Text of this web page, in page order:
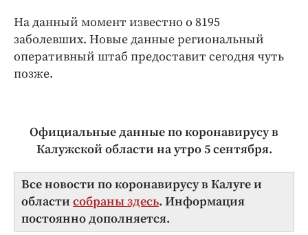
На данный момент известно о 8195
заболевших. Новые данные региональный
оперативный штаб предоставит сегодня чуть
позже.
Официальные данные по коронавирусу в
Калужской области на утро 5 сентября.
Все новости по коронавирусу в Калуге и
области собраны здесь. Информация
постоянно дополняется.